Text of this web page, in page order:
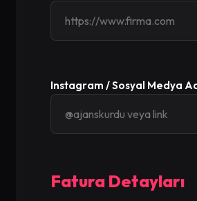
Instagram / Sosyal Medya
Fatura Detayları